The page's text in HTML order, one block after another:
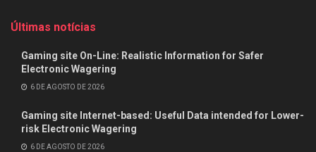
Últimas notícias
Gaming site On-Line: Realistic Information for Safer
Electronic Wagering
6 DE AGOSTO DE 2026
Gaming site Internet-based: Useful Data intended for Lower-
risk Electronic Wagering
6 DE AGOSTO DE 2026